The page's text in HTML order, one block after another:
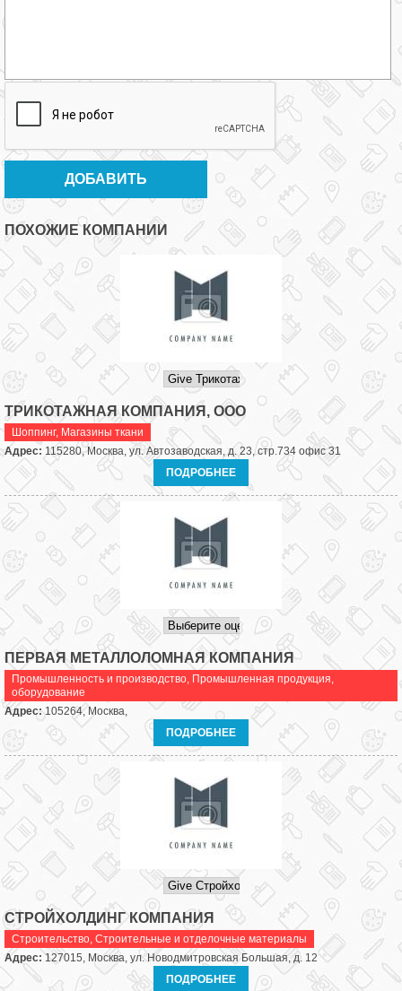
ПОХОЖИЕ КОМПАНИИ
ТРИКОТАЖНАЯ КОМПАНИЯ, ООО
Шоппинг, Магазины ткани
Адрес: 115280, Москва, ул. Автозаводская, д. 23, стр.734 офис 31
ПОДРОБНЕЕ
ПЕРВАЯ МЕТАЛЛОЛОМНАЯ КОМПАНИЯ
Промышленность и производство, Промышленная продукция,
оборудование
Адрес:105264, Москва,
ПОДРОБНЕЕ
СТРОЙХОЛДИНГ КОМПАНИЯ
Строительство, Строительные и отделочные материалы
Адрес:127015, Москва, ул. Новодмитровская Большая, д. 12
ПОДРОБНЕЕ